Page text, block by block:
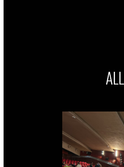
ALL